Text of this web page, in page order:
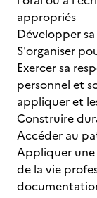
appropriés
Développer
S'organiser
Exercer sa
personnel et
appliquer et
Construire
Accéder au
Appliquer
de la vie